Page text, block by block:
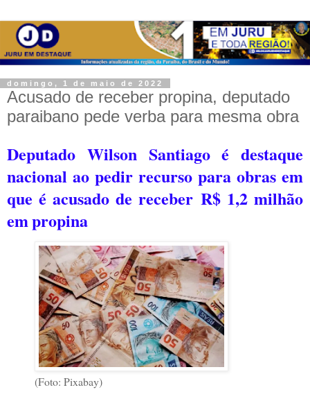
domingo, 1 de maio de 2022
Acusado de receber propina, deputado
paraibano pede verba para mesma obra
Deputado Wilson Santiago é destaque
nacional ao pedir recurso para obras em
que é acusado de receber R$ 1,2 milhão
empropina
(Foto: Pixabay)